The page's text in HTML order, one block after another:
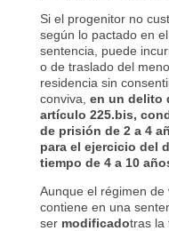
Si el progenitor no
según lo pactado en
sentencia, puede
o de traslado del
residencia sin
conviva, en un delito
artículo 225.bis,
de prisión de 2 a 4
para el ejercicio del
tiempo de 4 a 10
Aunque el régimen de
contiene en una
ser modificadotras la